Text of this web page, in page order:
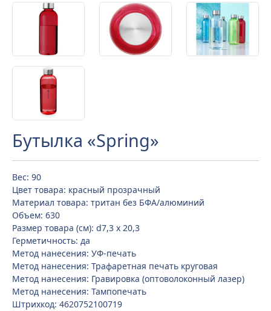
Бутылка «Spring»
Вес: 90
Цвет товара: красный прозрачный
Материал товара: тритан без БФА/алюминий
Объем: 630
Размер товара (см): d7,3 х 20,3
Герметичность: да
Метод нанесения: УФ-печать
Метод нанесения: Трафаретная печать круговая
Метод нанесения: Гравировка (оптоволоконный лазер)
Метод нанесения: Тампопечать
Штрихкод: 4620752100719